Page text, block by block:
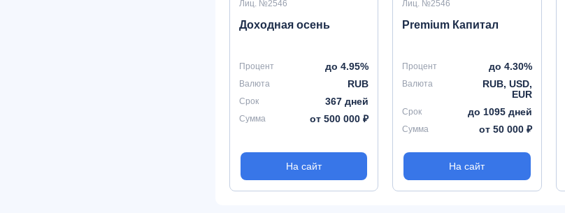
Лиц. №2546
Доходная осень
Процент до 4.95%
Валюта RUB
Срок 367 дней
Сумма от 500 000 ₽
На сайт
Лиц. №2546
Premium Капитал
Процент до 4.30%
Валюта
RUB, USD,
EUR
Срок до 1095 дней
Сумма от 50 000 ₽
На сайт